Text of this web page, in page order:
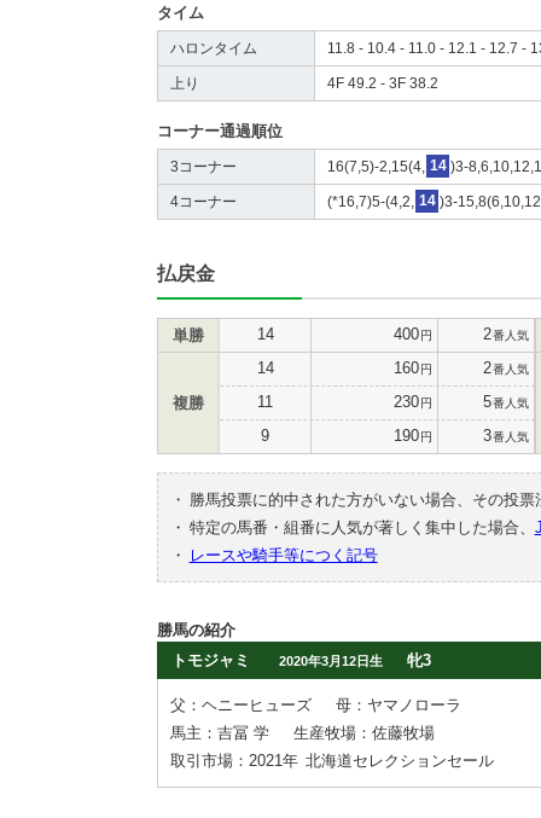
タイム
ハロンタイム 11.8 - 10.4 - 11.0 - 12.1 - 12.7 -
上り 4F 49.2 - 3F 38.2
コーナー通過順位
3コーナー 16(7,5)-2,15(4, 14 )3-
4コーナー (*16,7)5-(4,2, 14 )3-
払戻金
単勝 14 400円 2番人気
複勝
14 160円 2番人気
11 230円 5番人気
9 190円 3番人気
・
勝馬投票に的中された方がいない場合、その投
・ 特定の馬番・組番に人気が著しく集中した場合、
・
レースや騎手等につく記号
勝馬の紹介
トモジャミ
2020年3月12日生 牝3
父：ヘニーヒューズ
母：ヤマノローラ
馬主：吉冨 学
生産牧場：佐藤牧場
取引市場：2021年 北海道セレクションセール